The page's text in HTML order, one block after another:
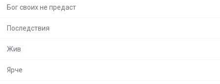
Бог своих не предаст
Последствия
Жив
Ярче